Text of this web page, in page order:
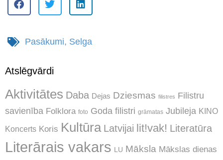
Pasākumi, Selga
Atslēgvārdi
Aktivitātes Daba Dejas Dziesmas filistres Filistru
savienība Folklora foto Goda filistri grāmatas Jubileja KINO
Koncerts Koris Kultūra Latvijai lit!vak! Literatūra
Literārais vakars LU Māksla Mākslas dienas